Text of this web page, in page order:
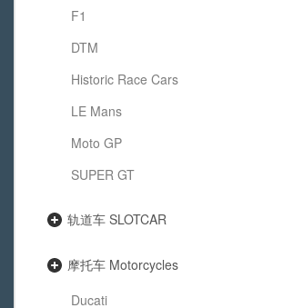
F1
DTM
Historic Race Cars
LE Mans
Moto GP
SUPER GT
轨道车 SLOTCAR
摩托车 Motorcycles
Ducati